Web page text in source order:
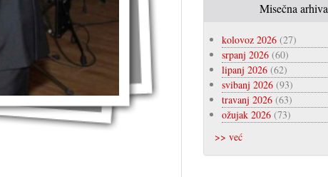
Misečna arhiva
kolovoz 2026(27)
srpanj 2026(60)
lipanj 2026(62)
svibanj 2026(93)
travanj 2026(63)
ožujak 2026(73)
>> već